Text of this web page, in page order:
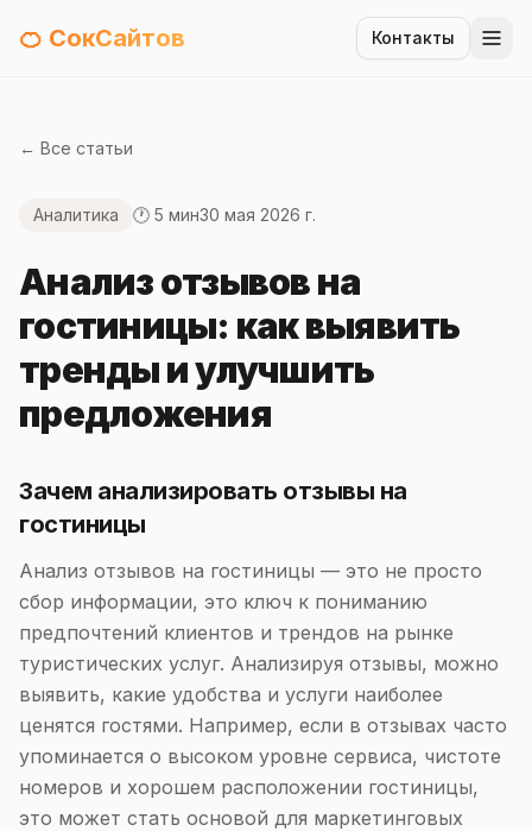
🍊 СокСайтов Контакты
← Все статьи
Аналитика 🕐 5 мин30 мая 2026 г.
Анализ отзывов на
гостиницы: как выявить
тренды и улучшить
предложения
Зачем анализировать отзывы на
гостиницы
Анализ отзывов на гостиницы — это не просто
сбор информации, это ключ к пониманию
предпочтений клиентов и трендов на рынке
туристических услуг. Анализируя отзывы, можно
выявить, какие удобства и услуги наиболее
ценятся гостями. Например, если в отзывах часто
упоминается о высоком уровне сервиса, чистоте
номеров и хорошем расположении гостиницы,
это может стать основой для маркетинговых